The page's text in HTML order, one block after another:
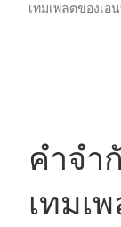
เทมเพลตของเอ
คำจำ
เทมเ